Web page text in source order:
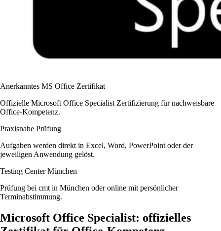
Anerkanntes MS Office Zertifikat
Offizielle Microsoft Office Specialist Zertifizierung für nachweisbare
Office-Kompetenz.
Praxisnahe Prüfung
Aufgaben werden direkt in Excel, Word, PowerPoint oder der
jeweiligen Anwendung gelöst.
Testing Center München
Prüfung bei cmt in München oder online mit persönlicher
Terminabstimmung.
Microsoft Office Specialist: offizielles